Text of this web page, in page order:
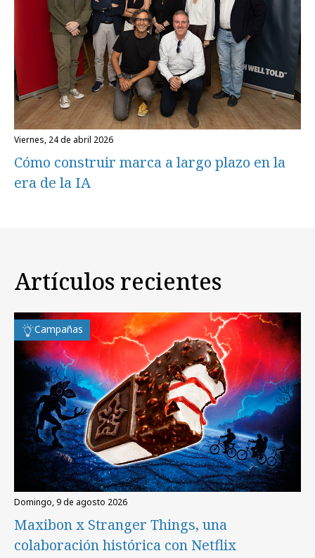
viernes, 24 de abril 2026
Cómo construir marca a largo plazo en la
era de la IA
Artículos recientes
Campañas
domingo, 9 de agosto 2026
Maxibon x Stranger Things, una
colaboración histórica con Netflix